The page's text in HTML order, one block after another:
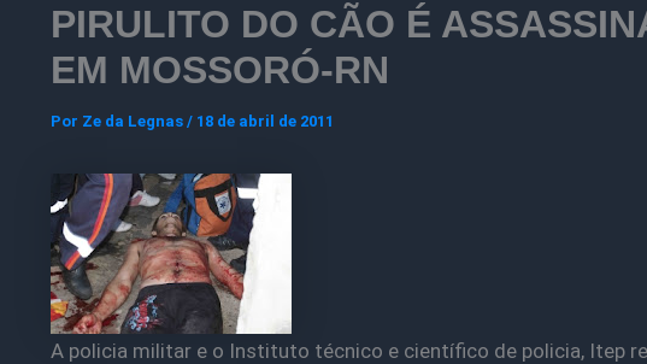
PIRULITO DO CÃO É
EM MOSSORÓ-RN
Por Ze da Legnas / 18 de abril de 2011
A policia militar e o Instituto técnico e científico de policia, Itep